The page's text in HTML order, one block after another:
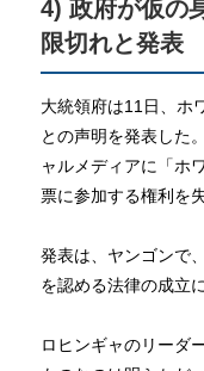
4) 政府が仮の
限切れと発表
大統領府は11日、ホ
との声明を発表した
ャルメディアに「ホ
票に参加する権利を
発表は、ヤンゴンで
を認める法律の成立
ロヒンギャのリーダ